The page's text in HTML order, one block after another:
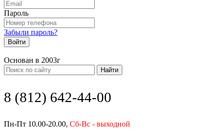
Пароль
Забыли пароль?
Войти
Основан в 2003г
Найти
8 (812) 642-44-00
Пн-Пт 10.00-20.00, Сб-Вс - выходной